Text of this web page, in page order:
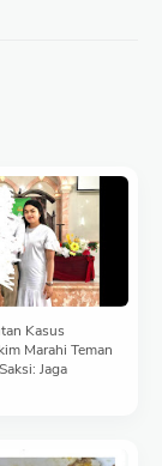
Kasus
Marahi Teman
Jaga